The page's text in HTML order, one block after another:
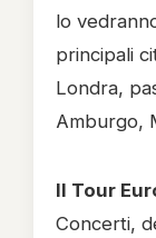
lo
principali
Londra,
Amburgo,
Il Tour
Concerti,